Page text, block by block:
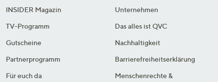
INSIDER Magazin
TV-Programm
Gutscheine
Partnerprogramm
Für euch da
Unternehmen
Das alles ist QVC
Nachhaltigkeit
Barrierefreiheitserklärung
Menschenrechte &